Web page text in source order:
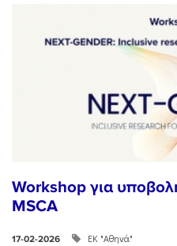
Workshop για
MSCA
17-02-2026 ΕΚ "Αθηνά"